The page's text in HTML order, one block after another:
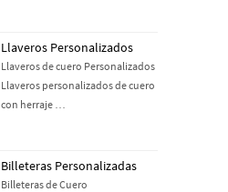
Llaveros Personalizados
Llaveros de cuero Personalizados
Llaveros personalizados de cuero
con herraje …
Billeteras Personalizadas
Billeteras de Cuero